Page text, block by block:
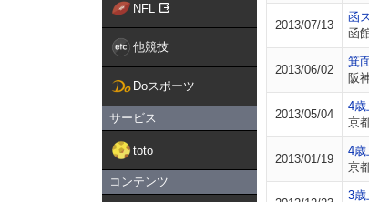
NFL
他競技
Doスポーツ
サービス
toto
コンテンツ
2013/07/13
函
函
2013/06/02
箕
阪
2013/05/04
4歳
京
2013/01/19
4歳
京
3歳